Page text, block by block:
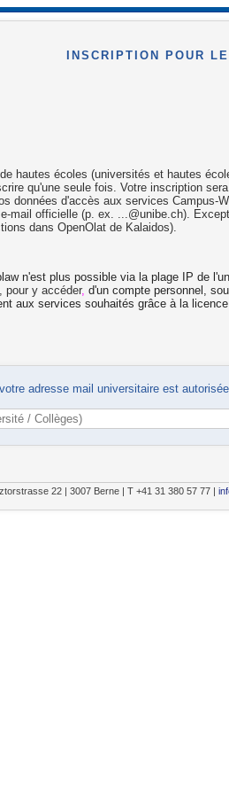
INSCRIPTION POUR
hautes écoles (universités et hautes
qu'une seule fois. Votre inscription
données d'accès aux services Campus-
mail officielle (p. ex. ...@unibe.ch).
dans OpenOlat de Kalaidos).
n'est plus possible via la plage IP de
pour y accéder, d'un compte personnel,
aux services souhaités grâce à la
adresse mail universitaire est
22 | 3007 Berne | T +41 31 380 57 77 |